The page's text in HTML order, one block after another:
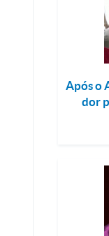
Após o
dor